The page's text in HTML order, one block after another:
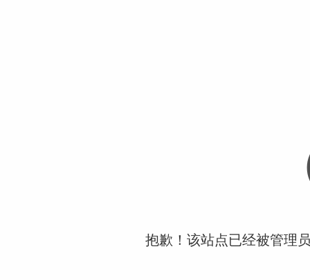
抱歉！该站点已经被管理